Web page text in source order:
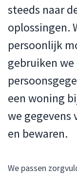
steeds naar
oplossingen.
persoonlijk
gebruiken
een woning
we gegevens
en bewaren.
We passen